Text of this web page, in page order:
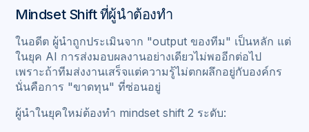
Mindset Shift ที่ผู้นำต้องทำ
ในอดีต ผู้นำถูกประเมินจาก "output ของทีม" เป็นหลัก แต่
ในยุค AI การส่งมอบผลงานอย่างเดียวไม่พออีกต่อไป
เพราะถ้าทีมส่งงานเสร็จแต่ความรู้ไม่ตกผลึกอยู่กับองค์กร
นั่นคือการ "ขาดทุน" ที่ซ่อนอยู่
ผู้นำในยุคใหม่ต้องทำ mindset shift 2 ระดับ: